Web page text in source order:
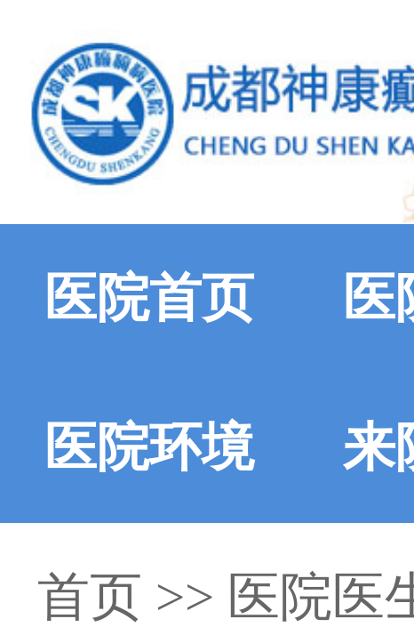
医院首页 医
医院环境 来
首页 >> 医院医